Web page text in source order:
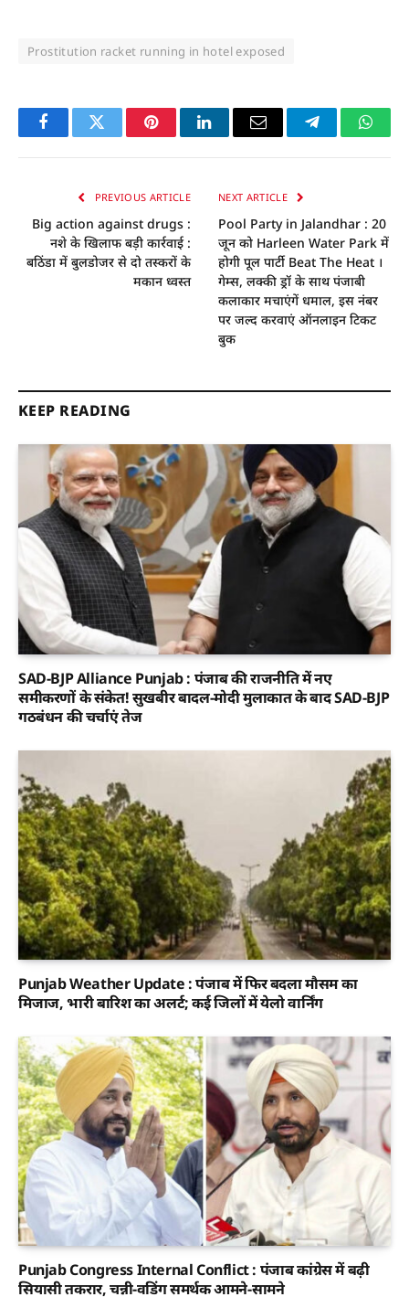
Prostitution racket running in hotel exposed
FacebookTwitter PinterestLinkedInEmail Telegram
PREVIOUS ARTICLE
Big action against drugs :
नशे के खिलाफ बड़ी कार्रवाई :
बठिंडा में बुलडोजर से दो तस्करों के
मकान ध्वस्त
NEXT ARTICLE
Pool Party in Jalandhar : 20
जून को Harleen Water Park में
होगी पूल पार्टी Beat The Heat ।
गेम्स, लक्की ड्रॉ के साथ पंजाबी
कलाकार मचाएंगें धमाल, इस नंबर
पर जल्द करवाएं ऑनलाइन टिकट
बुक
KEEP READING
SAD-BJP Alliance Punjab : पंजाब की राजनीति में नए
समीकरणों के संकेत! सुखबीर बादल-मोदी मुलाकात के बाद SAD-BJP
गठबंधन की चर्चाएं तेज
Punjab Weather Update : पंजाब में फिर बदला मौसम का
मिजाज, भारी बारिश का अलर्ट; कई जिलों में येलो वार्निंग
Punjab Congress Internal Conflict : पंजाब कांग्रेस में बढ़ी
सियासी तकरार, चन्नी-वडिंग समर्थक आमने-सामने